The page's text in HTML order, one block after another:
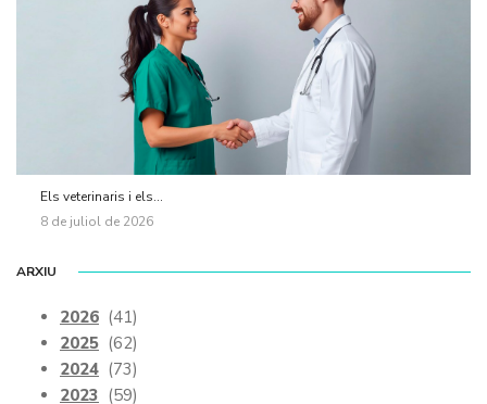
Els veterinaris i els...
8 de juliol de 2026
ARXIU
2026 (41)
2025 (62)
2024 (73)
2023 (59)